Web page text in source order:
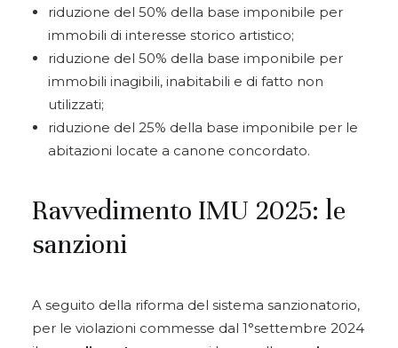
riduzione del 50% della base imponibile per
immobili di interesse storico artistico;
riduzione del 50% della base imponibile per
immobili inagibili, inabitabili e di fatto non
utilizzati;
riduzione del 25% della base imponibile per le
abitazioni locate a canone concordato.
Ravvedimento IMU 2025: le
sanzioni
A seguito della riforma del sistema sanzionatorio,
per le violazioni commesse dal 1°settembre 2024